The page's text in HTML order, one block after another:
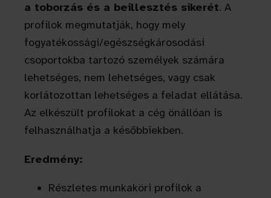
a toborzás és a beillesztés sikerét. A
profilok megmutatják, hogy mely
fogyatékossági/egészségkárosodási
csoportokba tartozó személyek számára
lehetséges, nem lehetséges, vagy csak
korlátozottan lehetséges a feladat ellátása.
Az elkészült profilokat a cég önállóan is
felhasználhatja a későbbiekben.
Eredmény:
Részletes munkaköri profilok a